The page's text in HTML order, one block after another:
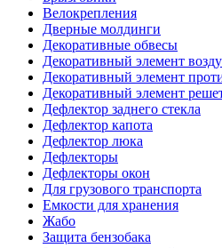
Велокрепления
Дверные молдинги
Декоративные обвесы
Декоративный элемент
Декоративный элемент
Декоративный элемент
Дефлектор заднего стекла
Дефлектор капота
Дефлектор люка
Дефлекторы
Дефлекторы окон
Для грузового транспорта
Емкости для хранения
Жабо
Защита бензобака